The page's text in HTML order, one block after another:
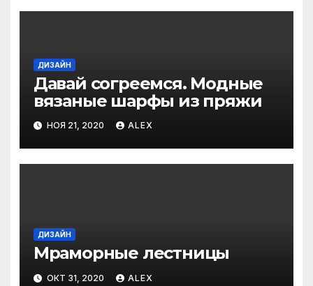
ДИЗАЙН
Давай согреемся. Модные
вязаные шарфы из пряжи
НОЯ 21, 2020 ALEX
ДИЗАЙН
Мраморные лестницы
ОКТ 31, 2020 ALEX